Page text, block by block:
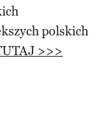
polskich
>>>